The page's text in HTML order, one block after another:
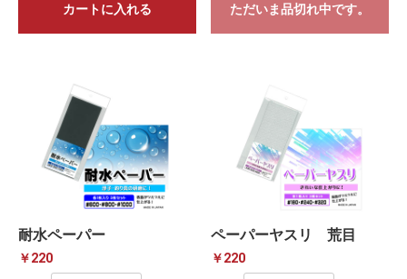
カートに入れる ただいま品切れ中です。
耐水ペーパー
￥220
ペーパーヤスリ 荒目
￥220